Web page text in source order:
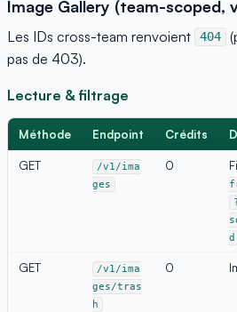
Image Gallery (team-scoped,
Les IDs cross-team renvoient 404
pas de 403).
Lecture & filtrage
Méthode Endpoint Crédits
GET
/v1/ima
ges
0
d
GET
/v1/ima
ges/tras
h
0